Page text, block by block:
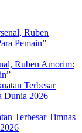
Ruben Amorim:
Terbesar Timnas